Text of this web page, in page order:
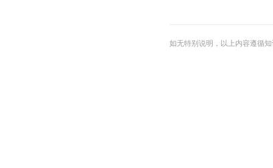
如无特别说明，以上内容遵循